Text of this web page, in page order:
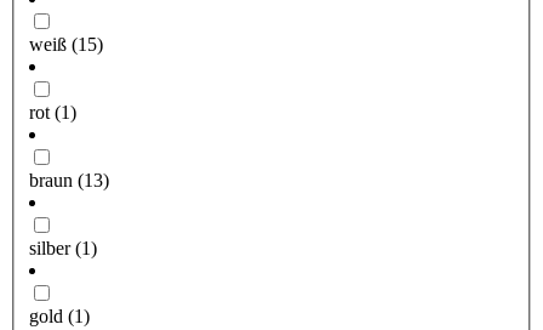
weiß (15)
rot (1)
braun (13)
silber(1)
gold (1)